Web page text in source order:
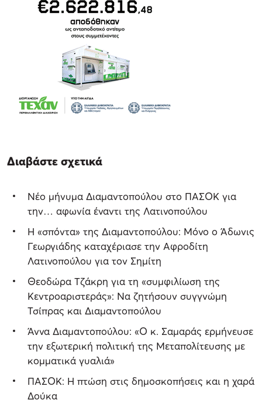
Διαβάστε σχετικά
Νέο μήνυμα Διαμαντοπούλου στο ΠΑΣΟΚ για
την… αφωνία έναντι της Λατινοπούλου
Η «σπόντα» της Διαμαντοπούλου: Μόνο ο Άδωνις
Γεωργιάδης καταχέριασε την Αφροδίτη
Λατινοπούλου για τον Σημίτη
Θεοδώρα Τζάκρη για τη «συμφιλίωση της
Κεντροαριστεράς»: Να ζητήσουν συγγνώμη
Τσίπρας και Διαμαντοπούλου
Άννα Διαμαντοπούλου: «Ο κ. Σαμαράς ερμήνευσε
την εξωτερική πολιτική της Μεταπολίτευσης με
κομματικά γυαλιά»
ΠΑΣΟΚ: Η πτώση στις δημοσκοπήσεις και η χαρά
Δούκα